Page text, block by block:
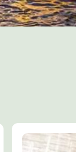
van der
Ik maak de
Dat de